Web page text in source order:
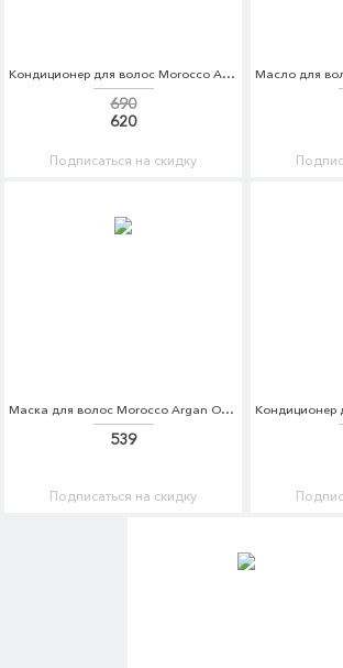
Кондиционер для волос Morocco Argan Oil Morocco Argan Oil MO046LWFCJ19
690
620
Подписаться на скидку
Маска для волос Morocco Argan Oil Morocco Argan Oil MO046LWFCJ20
539
Подписаться на скидку